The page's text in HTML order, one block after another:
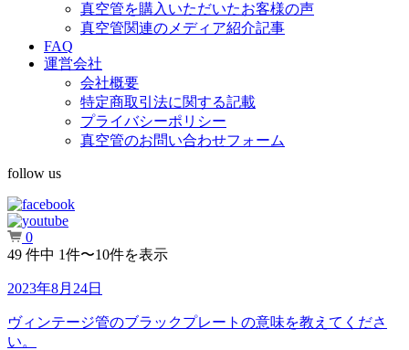
真空管を購入いただいたお客様の声
真空管関連のメディア紹介記事
FAQ
運営会社
会社概要
特定商取引法に関する記載
プライバシーポリシー
真空管のお問い合わせフォーム
follow us
0
49 件中 1件〜10件を表示
2023年8月24日
ヴィンテージ管のブラックプレートの意味を教えてくださ
い。